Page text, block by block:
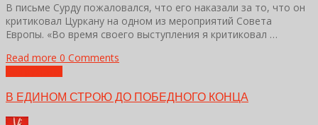
В письме Сурду пожаловался, что его наказали за то, что он
критиковал Цуркану на одном из мероприятий Совета
Европы. «Во время своего выступления я критиковал …
Read more 0 Comments
В ЕДИНОМ СТРОЮ ДО ПОБЕДНОГО КОНЦА